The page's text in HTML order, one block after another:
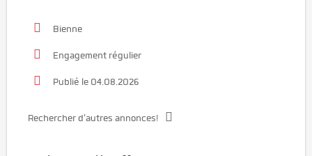
Bienne
Engagement régulier
Publié le 04.08.2026
Rechercher d'autres annonces!